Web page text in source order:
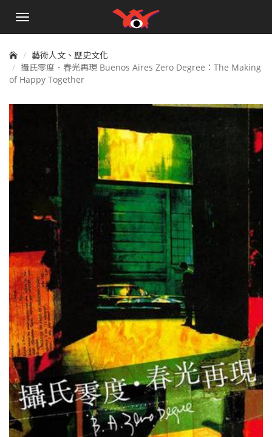
手
單
藝術人文、歷史文化
攝氏零度．春光再現 Buenos Aires Zero Degree：The Making
of Happy Together